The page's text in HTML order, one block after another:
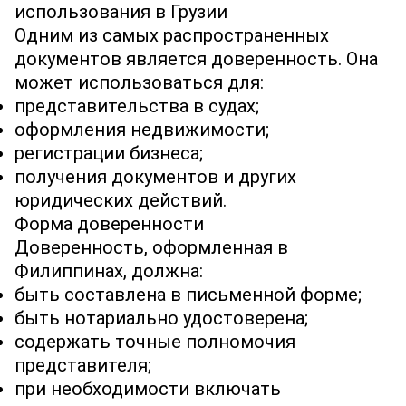
использования в Грузии
Одним из самых распространенных
документов является доверенность. Она
может использоваться для:
представительства в судах;
оформления недвижимости;
регистрации бизнеса;
получения документов и других
юридических действий.
Форма доверенности
Доверенность, оформленная в
Филиппинах, должна:
быть составлена в письменной форме;
быть нотариально удостоверена;
содержать точные полномочия
представителя;
при необходимости включать